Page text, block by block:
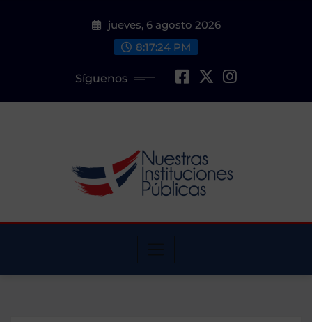
jueves, 6 agosto 2026
8:17:25 PM
Síguenos